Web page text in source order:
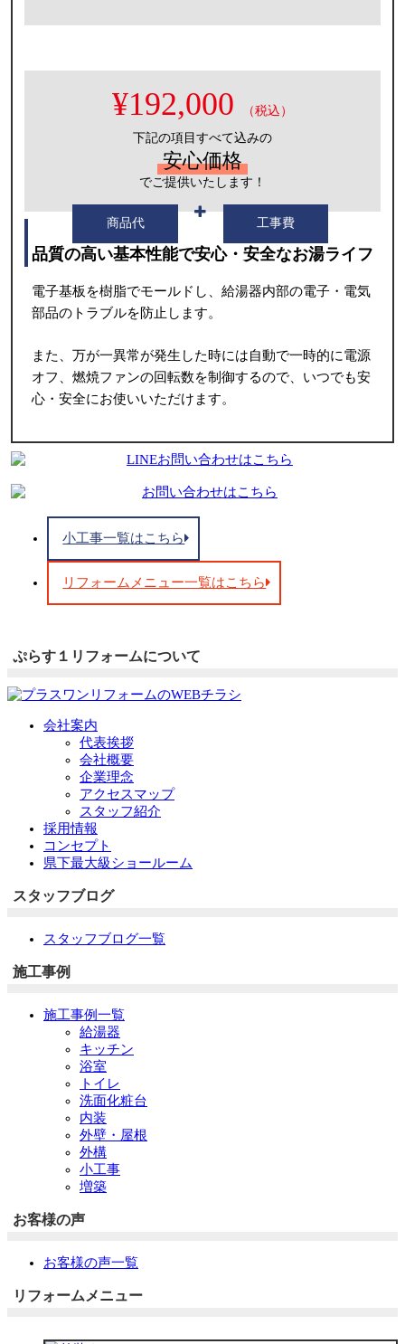
¥192,000
（税込）
下記の項目すべて込みの
安心価格
でご提供いたします！
商品代 工事費
品質の高い基本性能で安心・安全なお湯ライフ
電子基板を樹脂でモールドし、給湯器内部の電子・電気
部品のトラブルを防止します。
また、万が一異常が発生した時には自動で一時的に電源
オフ、燃焼ファンの回転数を制御するので、いつでも安
心・安全にお使いいただけます。
小工事一覧はこちら
リフォームメニュー一覧はこちら
ぷらす１リフォームについて
会社案内
代表挨拶
会社概要
企業理念
アクセスマップ
スタッフ紹介
採用情報
コンセプト
県下最大級ショールーム
スタッフブログ
スタッフブログ一覧
施工事例
施工事例一覧
給湯器
キッチン
浴室
トイレ
洗面化粧台
内装
外壁・屋根
外構
小工事
増築
お客様の声
お客様の声一覧
リフォームメニュー